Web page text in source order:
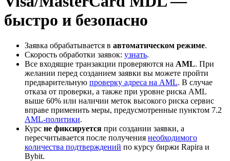
быстро и безопасно
Заявка обрабатывается в автоматическом режиме.
Скорость обработки заявок: узнать.
Все входящие транзакции проверяются на AML. При
желании перед созданием заявки вы можете пройти
предварительную проверку адреса на AML. В случае
отказа от проверки, а также при уровне риска AML
выше 60% или наличии меток высокого риска сервис
вправе применить меры, предусмотренные пунктом 7.2
AML-политики.
Курс не фиксируется при создании заявки, а
пересчитывается после получения необходимого
количества подтверждений по курсу биржи Rapira и
Bybit.